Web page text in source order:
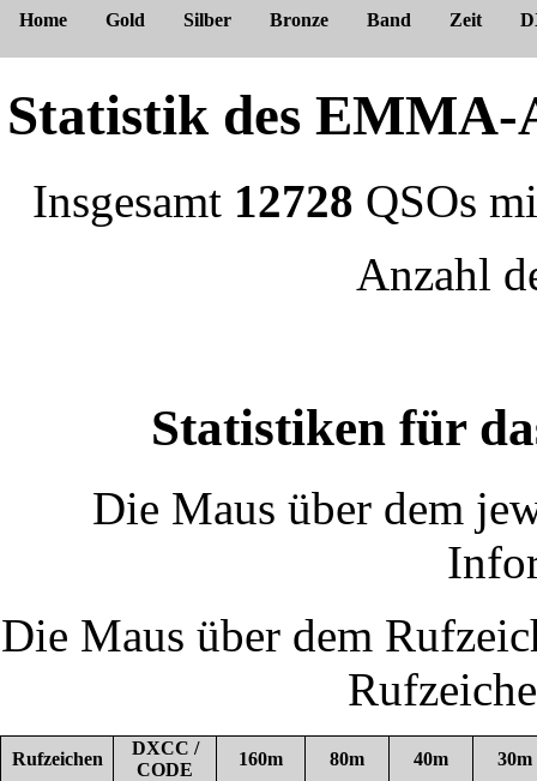
Home Gold Silber Bronze Band Zeit
Statistik des
Insgesamt 12728 QSOs
Anzahl
Statistiken für
Die Maus über dem
Die Maus über dem
Rufzeichen
DXCC /
CODE
160m 80m 40m 30m